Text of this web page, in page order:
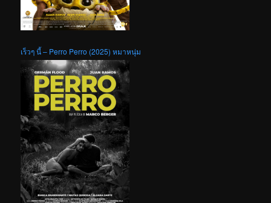
เร็วๆ นี้ – Perro Perro (2025) หมาหนุ่ม